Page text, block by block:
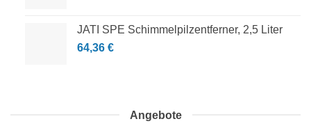
JATI SPE Schimmelpilzentferner, 2,5 Liter
64,36 €
Angebote